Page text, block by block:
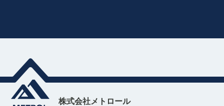
株式会社メトロール